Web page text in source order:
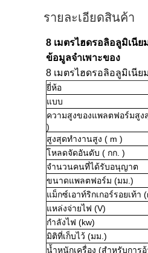
รายละเอียดสินค้า
8 เมตรไฮดรอลิอลูมิเนี
ข้อมูลจำเพาะของ
8 เมตรไฮดรอลิอลูมิเนี
ยี่ห้อ
แบบ
ความสูงของแพลตฟอร์มสูง
)
สูงสุดทำงานสูง ( m )
โหลดจัดอันดับ ( กก. )
จำนวนคนที่ได้รับอนุญาต
ขนาดแพลตฟอร์ม (มม.)
แม็กซ์เอาท์ริกเกอร์รอยเท้า
แหล่งจ่ายไฟ (V)
กำลังไฟ (kw)
มิติที่เก็บไว้ (มม.)
น้ำหนักเครื่อง (สำหรับการอ้